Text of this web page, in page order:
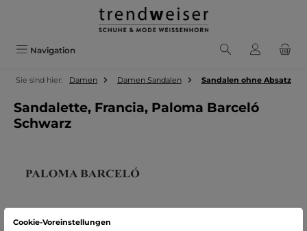
Zum Hauptinhalt springen
Navigation
Sie sind hier: Damen Damen Sandalen Sandalen ohne Absatz
Sandalette, Francia, Paloma Barceló
Schwarz
Cookie-Voreinstellungen